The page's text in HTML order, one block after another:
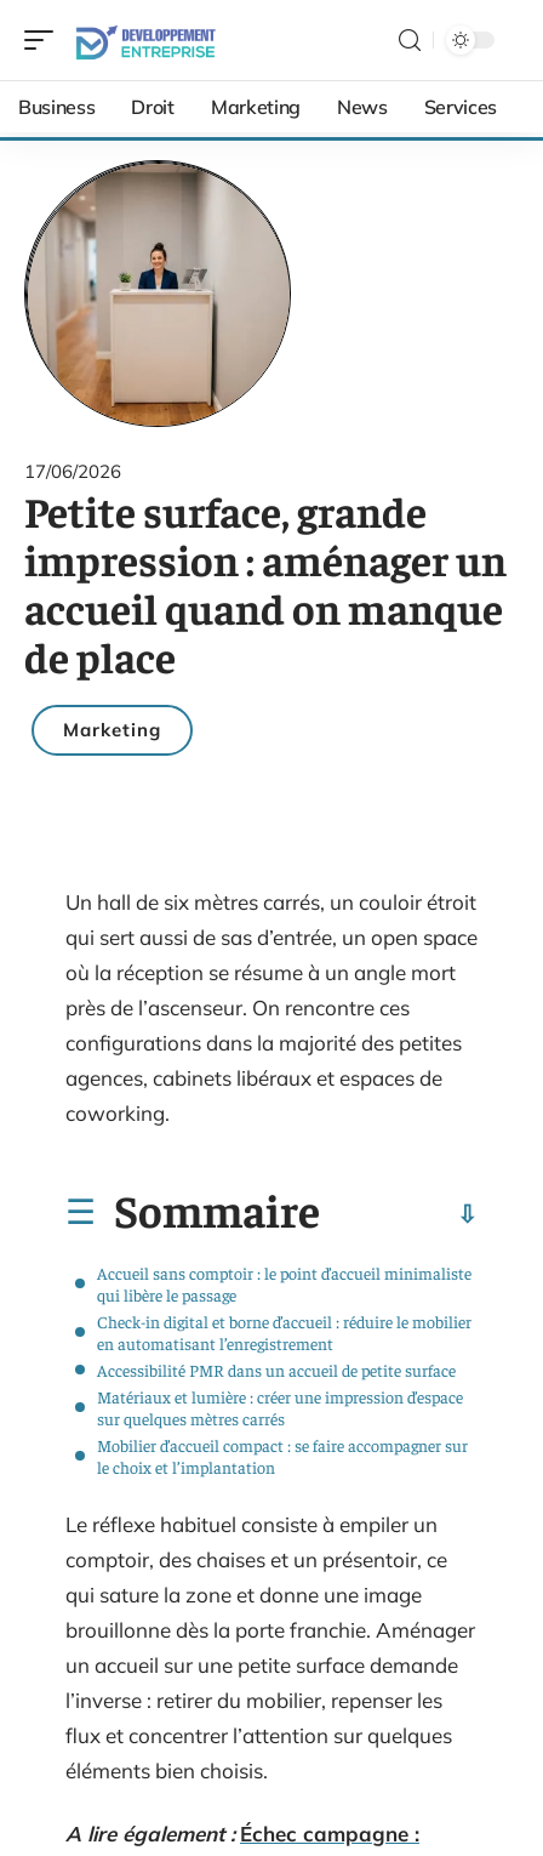
Business Droit Marketing News Services
17/06/2026
Petite surface, grande
impression : aménager un
accueil quand on manque
de place
Marketing
Un hall de six mètres carrés, un couloir étroit
qui sert aussi de sas d’entrée, un open space
où la réception se résume à un angle mort
près de l’ascenseur. On rencontre ces
configurations dans la majorité des petites
agences, cabinets libéraux et espaces de
coworking.
Sommaire
Accueil sans comptoir : le point d’accueil minimaliste
qui libère le passage
Check-in digital et borne d’accueil : réduire le mobilier
en automatisant l’enregistrement
Accessibilité PMR dans un accueil de petite surface
Matériaux et lumière : créer une impression d’espace
sur quelques mètres carrés
Mobilier d’accueil compact : se faire accompagner sur
le choix et l’implantation
Le réflexe habituel consiste à empiler un
comptoir, des chaises et un présentoir, ce
qui sature la zone et donne une image
brouillonne dès la porte franchie. Aménager
un accueil sur une petite surface demande
l’inverse : retirer du mobilier, repenser les
flux et concentrer l’attention sur quelques
éléments bien choisis.
A lire également : Échec campagne :